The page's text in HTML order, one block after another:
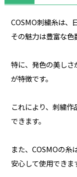
COSMO刺繍糸は、
その魅力は豊富な色
特に、発色の美しさ
が特徴です。
これにより、刺繍
できます。
また、COSMOの糸
安心して使用できま